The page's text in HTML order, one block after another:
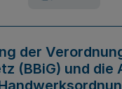
der
(BBiG) und die